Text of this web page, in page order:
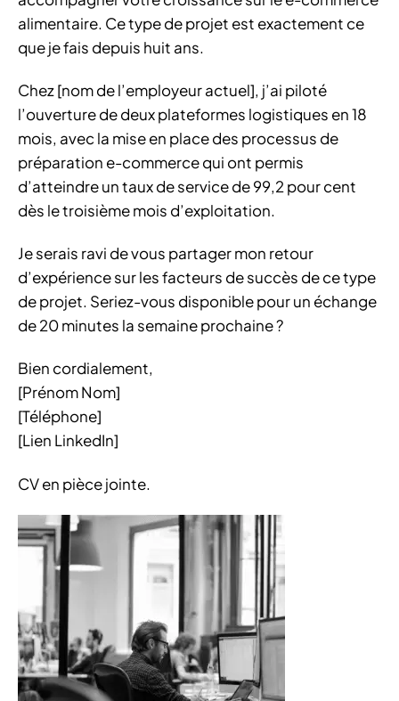
alimentaire. Ce type de projet est exactement ce
que je fais depuis huit ans.
Chez [nom de l’employeur actuel], j’ai piloté
l’ouverture de deux plateformes logistiques en 18
mois, avec la mise en place des processus de
préparation e-commerce qui ont permis
d’atteindre un taux de service de 99,2 pour cent
dès le troisième mois d’exploitation.
Je serais ravi de vous partager mon retour
d’expérience sur les facteurs de succès de ce type
de projet. Seriez-vous disponible pour un échange
de 20 minutes la semaine prochaine ?
Bien cordialement,
[Prénom Nom]
[Téléphone]
[Lien LinkedIn]
CV en pièce jointe.